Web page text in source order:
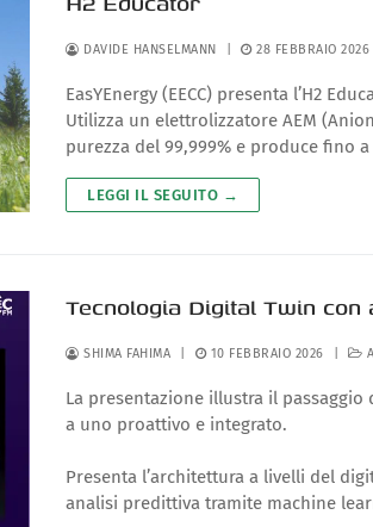
DAVIDE HANSELMANN 28 FEBBRAIO 2026
EasYEnergy (EECC) presenta l’H2
Utilizza un elettrolizzatore AEM
purezza del 99,999% e produce fino
LEGGI IL SEGUITO →
Tecnologia Digital Twin
SHIMA FAHIMA 10 FEBBRAIO 2026
La presentazione illustra il
a uno proattivo e integrato.
Presenta l’architettura a livelli del
analisi predittiva tramite machine